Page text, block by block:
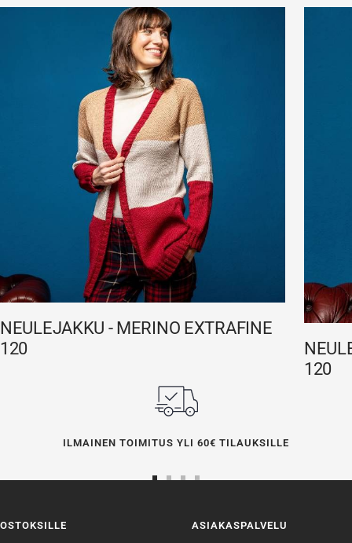
NEULEJAKKU - MERINO EXTRAFINE
120
120
ILMAINEN TOIMITUS YLI 60€ TILAUKSILLE
4
OSTOKSILLE ASIAKASPALVELU